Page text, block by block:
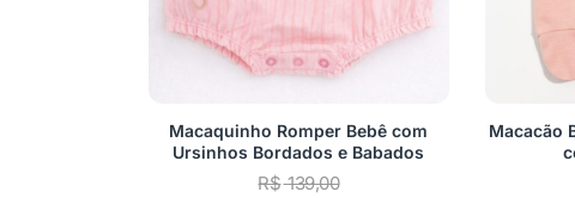
Macaquinho Romper Bebê com
Ursinhos Bordados e Babados
R$139,00
Macacão